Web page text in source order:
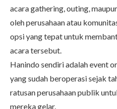
acara gathering, outing,
oleh perusahaan atau
opsi yang tepat untuk
acara tersebut.
Hanindo sendiri adalahevent
yang sudah beroperasi sejak
ratusan perusahaan publik
mereka gelar.